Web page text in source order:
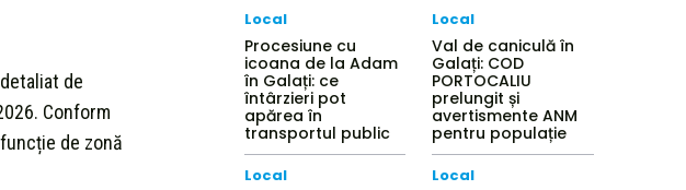
de
Conform
de zonă
Local
Procesiune cu
icoana de la Adam
în Galați: ce
întârzieri pot
apărea în
transportul public
Local
Val de caniculă în
Galați: COD
PORTOCALIU
prelungit și
avertismente ANM
pentru populație
Local Local